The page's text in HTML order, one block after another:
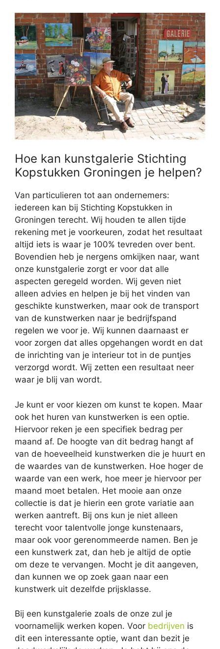
Hoe kan kunstgalerie Stichting
Kopstukken Groningen je helpen?
Van particulieren tot aan ondernemers:
iedereen kan bij Stichting Kopstukken in
Groningen terecht. Wij houden te allen tijde
rekening met je voorkeuren, zodat het resultaat
altijd iets is waar je 100% tevreden over bent.
Bovendien heb je nergens omkijken naar, want
onze kunstgalerie zorgt er voor dat alle
aspecten geregeld worden. Wij geven niet
alleen advies en helpen je bij het vinden van
geschikte kunstwerken, maar ook de transport
van de kunstwerken naar je bedrijfspand
regelen we voor je. Wij kunnen daarnaast er
voor zorgen dat alles opgehangen wordt en dat
de inrichting van je interieur tot in de puntjes
verzorgd wordt. Wij zetten een resultaat neer
waar je blij van wordt.
Je kunt er voor kiezen om kunst te kopen. Maar
ook het huren van kunstwerken is een optie.
Hiervoor reken je een specifiek bedrag per
maand af. De hoogte van dit bedrag hangt af
van de hoeveelheid kunstwerken die je huurt en
de waardes van de kunstwerken. Hoe hoger de
waarde van een werk, hoe meer je hiervoor per
maand moet betalen. Het mooie aan onze
collectie is dat je hierin een grote variatie aan
werken aantreft. Bij ons kun je niet alleen
terecht voor talentvolle jonge kunstenaars,
maar ook voor gerenommeerde namen. Ben je
een kunstwerk zat, dan heb je altijd de optie
om deze te vervangen. Mocht je dit aangeven,
dan kunnen we op zoek gaan naar een
kunstwerk uit dezelfde prijsklasse.
Bij een kunstgalerie zoals de onze zul je
voornamelijk werken kopen. Voor bedrijven is
dit een interessante optie, want dan bezit je